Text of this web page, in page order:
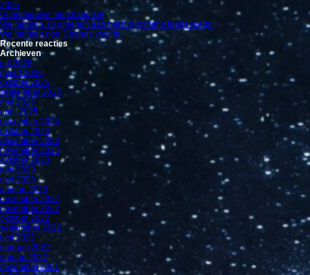
2025
Gloednieuwe merchandise!
We hebben 10 groepen aan het programma toegevoegd!
We hebben nog 3 bands voor je!
Recente reacties
Archieven
juli 2026
maart 2026
oktober 2025
september 2025
mei 2025
april 2025
december 2024
oktober 2024
december 2023
november 2023
oktober 2023
juni 2023
mei 2023
januari 2023
december 2022
november 2022
oktober 2022
september 2022
juni 2022
februari 2022
januari 2022
november 2021